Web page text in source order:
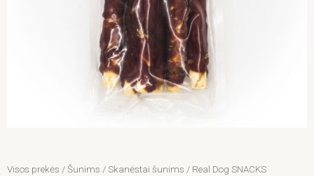
Visos prekės / Šunims / Skanėstai šunims / Real Dog SNACKS